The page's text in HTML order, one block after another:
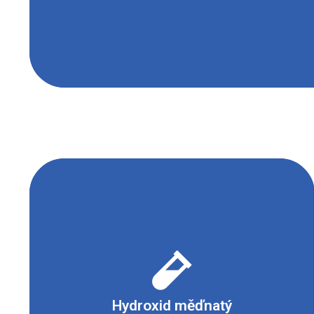
Hydroxid měďnatý
- Vysoce toxické
- Dráždivé nebo s narkotickými účinky